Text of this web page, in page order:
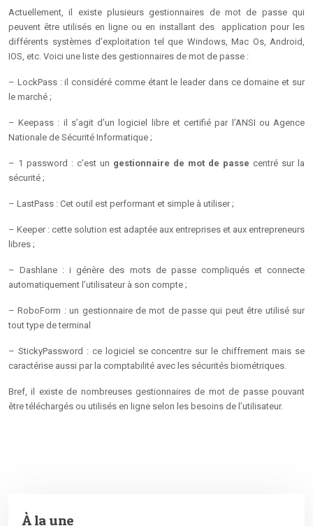
Actuellement, il existe plusieurs gestionnaires de mot de passe qui
peuvent être utilisés en ligne ou en installant des application pour les
différents systèmes d’exploitation tel que Windows, Mac Os, Android,
IOS, etc. Voici une liste des gestionnaires de mot de passe :
– LockPass : il considéré comme étant le leader dans ce domaine et sur
le marché ;
– Keepass : il s’agit d’un logiciel libre et certifié par l’ANSI ou Agence
Nationale de Sécurité Informatique ;
– 1 password : c’est un gestionnaire de mot de passe centré sur la
sécurité ;
– LastPass : Cet outil est performant et simple à utiliser ;
– Keeper : cette solution est adaptée aux entreprises et aux entrepreneurs
libres ;
– Dashlane : i génère des mots de passe compliqués et connecte
automatiquement l’utilisateur à son compte ;
– RoboForm : un gestionnaire de mot de passe qui peut être utilisé sur
tout type de terminal
– StickyPassword : ce logiciel se concentre sur le chiffrement mais se
caractérise aussi par la comptabilité avec les sécurités biométriques.
Bref, il existe de nombreuses gestionnaires de mot de passe pouvant
être téléchargés ou utilisés en ligne selon les besoins de l’utilisateur.
À la une